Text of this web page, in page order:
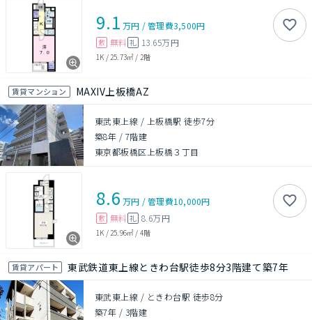
9.1 万円 /管理費3,500円
敷 無料 礼 13.65万円
1K / 25.73㎡ / 2階
賃貸マンション MAXIV上板橋AZ
東武東上線 / 上板橋駅 徒歩7分
築8年 / 7階建
東京都板橋区上板橋３丁目
8.6 万円 /管理費10,000円
敷 無料 礼 8.6万円
1K / 25.96㎡ / 4階
賃貸アパート 東武鉄道東上線ときわ台駅徒歩8分3階建て築7年
東武東上線 / ときわ台駅 徒歩8分
築7年 / 3階建